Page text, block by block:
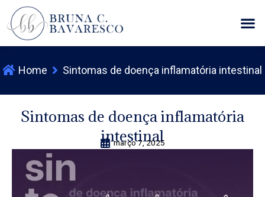
para
conteúdo
Home Sintomas de doença inflamatória intestinal
Sintomas de doença inflamatória
intestinal
março 7, 2025